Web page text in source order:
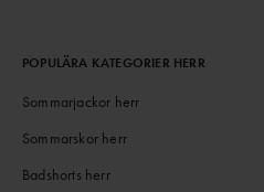
POPULÄRA KATEGORIER HERR
Sommarjackor herr
Sommarskor herr
Badshorts herr